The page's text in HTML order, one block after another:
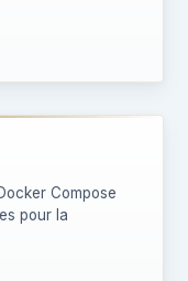
Compose
pour la